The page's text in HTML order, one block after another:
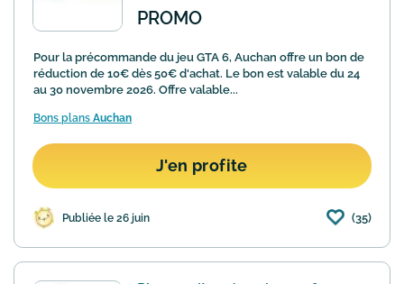
PROMO
Pour la précommande du jeu GTA 6, Auchan offre un bon de
réduction de 10€ dès 50€ d'achat. Le bon est valable du 24
au 30 novembre 2026. Offre valable...
Bons plans Auchan
J'en profite
Publiée le 26 juin (35)